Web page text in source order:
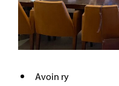
Avoin ry